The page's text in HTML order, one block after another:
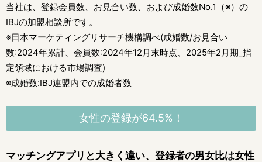
当社は、登録会員数、お見合い数、および成婚数No.1（※）の
IBJの加盟相談所です。
※日本マーケティングリサーチ機構調べ(成婚数/お見合い
数:2024年累計、会員数:2024年12月末時点、2025年2月期_指
定領域における市場調査)
※成婚数:IBJ連盟内での成婚者数
女性の登録が64.5%！
マッチングアプリと大きく違い、登録者の男女比は女性